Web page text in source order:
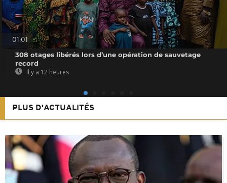
01:01
308 otages libérés lors d’une opération de sauvetage
record
Il y a 12 heures
PLUS D'ACTUALITÉS